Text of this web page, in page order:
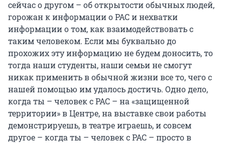
сейчас о другом – об открытости обычных людей,
горожан к информации о РАС и нехватки
информации о том, как взаимодействовать с
таким человеком. Если мы буквально до
прохожих эту информацию не будем доносить, то
тогда наши студенты, наши семьи не смогут
никак применить в обычной жизни все то, чего с
нашей помощью им удалось достичь. Одно дело,
когда ты – человек с РАС – на «защищенной
территории» в Центре, на выставке свои работы
демонстрируешь, в театре играешь, и совсем
другое – когда ты – человек с РАС – просто в